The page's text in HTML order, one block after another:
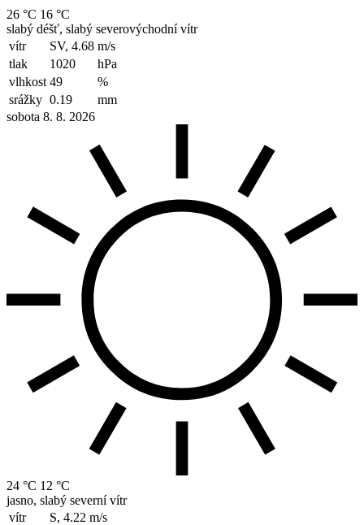
26 °C 16 °C
slabý déšť, slabý severovýchodní vítr
vítr
SV, 4.68 m/s
tlak
1020
hPa
vlhkost 49
%
srážky 0.19
mm
sobota 8. 8. 2026
24 °C 12 °C
jasno, slabý severní vítr
vítr
S, 4.22 m/s